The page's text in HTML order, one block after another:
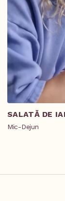
SALATĂ DE
Mic-Dejun